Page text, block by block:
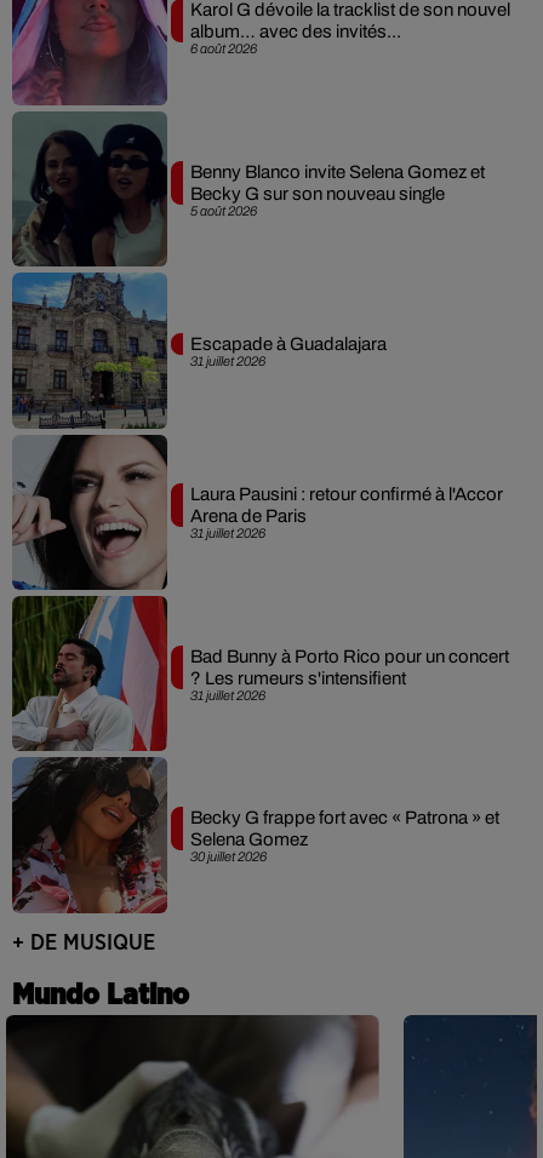
6 août 2026
Karol G dévoile la tracklist de son nouvel
album… avec des invités...
5 août 2026
Benny Blanco invite Selena Gomez et
Becky G sur son nouveau single
31 juillet 2026
Escapade à Guadalajara
31 juillet 2026
Laura Pausini : retour confirmé à l'Accor
Arena de Paris
31 juillet 2026
Bad Bunny à Porto Rico pour un concert
? Les rumeurs s'intensifient
30 juillet 2026
Becky G frappe fort avec « Patrona » et
Selena Gomez
+ DE MUSIQUE
Mundo Latino